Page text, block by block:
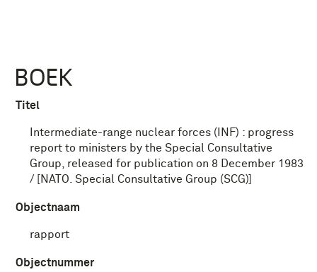
BOEK
Titel
Intermediate-range nuclear forces (INF) : progress
report to ministers by the Special Consultative
Group, released for publication on 8 December 1983
/ [NATO. Special Consultative Group (SCG)]
Objectnaam
rapport
Objectnummer